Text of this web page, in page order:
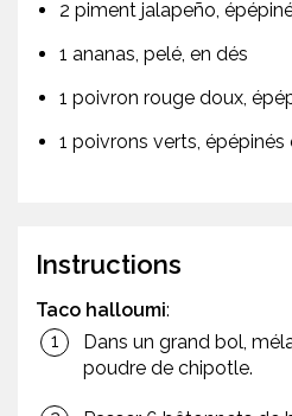
2 piment jalapeño,
1 ananas, pelé, en dés
1 poivron rouge doux,
1 poivrons verts, épépinés
Instructions
Taco halloumi:
Dans un grand bol,
poudre de chipotle.